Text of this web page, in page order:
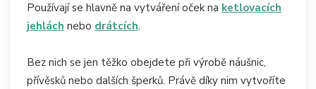
Používají se hlavně na vytváření oček na ketlovacích
jehlách nebo drátcích.
Bez nich se jen těžko obejdete při výrobě náušnic,
přívěsků nebo dalších šperků. Právě díky nim vytvoříte